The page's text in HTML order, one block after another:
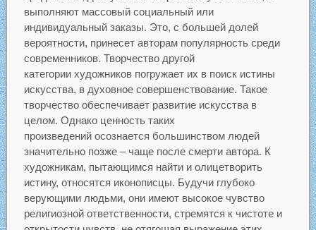
выполняют массовый социальный или
индивидуальный заказы. Это, с большей долей
вероятности, принесет авторам популярность среди
современников. Творчество другой
категории художников погружает их в поиск истины
искусства, в духовное совершенствование. Такое
творчество обеспечивает развитие искусства в
целом. Однако ценность таких
произведений осознается большинством людей
значительно позже – чаще после смерти автора. К
художникам, пытающимся найти и олицетворить
истину, относятся иконописцы. Будучи глубоко
верующими людьми, они имеют высокое чувство
религиозной ответственности, стремятся к чистоте и